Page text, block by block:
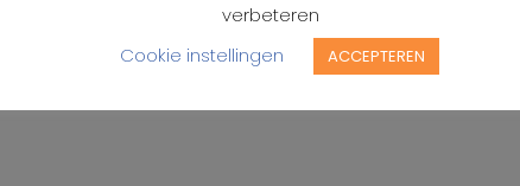
verbeteren
Cookie instellingen
ACCEPTEREN